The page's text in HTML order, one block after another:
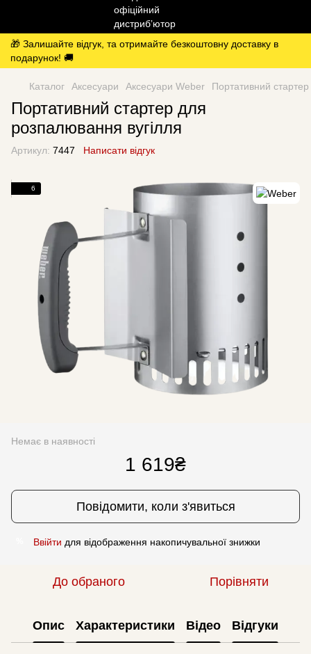
🎁 Залишайте відгук, та отримайте безкоштовну доставку в
подарунок! 🚚
Каталог Аксесуари Аксесуари Weber Портативний
Портативний стартер для
розпалювання вугілля
Артикул: 7447 Написати відгук
6
Немає в наявності
1 619₴
Повідомити, коли з'явиться
Ввійти для відображення накопичувальної знижки
До обраного Порівняти
Опис Характеристики Відео Відгуки